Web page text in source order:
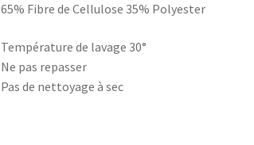
65% Fibre de Cellulose 35% Polyester
Température de lavage 30°
Ne pas repasser
Pas de nettoyage à sec